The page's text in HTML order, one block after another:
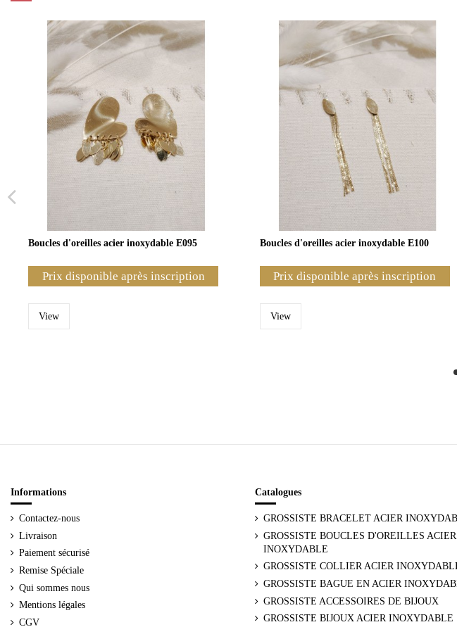
Boucles d'oreilles acier inoxydable E095
Prix disponible après inscription
View
Boucles d'oreilles acier inoxydable E100
Prix disponible après inscription
View
Informations
Contactez-nous
Livraison
Paiement sécurisé
Remise Spéciale
Qui sommes nous
Mentions légales
CGV
Catalogues
GROSSISTE BRACELET ACIER
GROSSISTE BOUCLES D'OREILLES ACIER
INOXYDABLE
GROSSISTE COLLIER ACIER
GROSSISTE BAGUE EN ACIER
GROSSISTE ACCESSOIRES DE BIJOUX
GROSSISTE BIJOUX ACIER INOXYDABLE